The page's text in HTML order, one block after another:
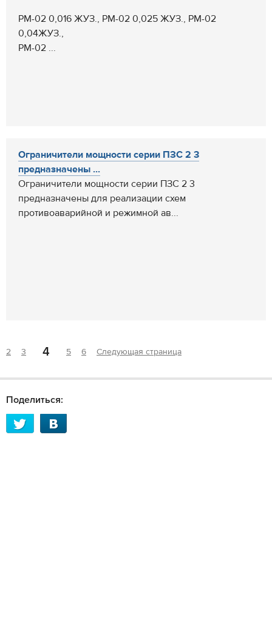
РМ-02 0,016 ЖУЗ., РМ-02 0,025 ЖУЗ., РМ-02
0,04ЖУЗ.,
РМ-02 ...
Ограничители мощности серии ПЗС 2 3
предназначены ...
Ограничители мощности серии ПЗС 2 3
предназначены для реализации схем
противоаварийной и режимной ав...
2 3 4 5 6 Следующая страница
Поделиться: